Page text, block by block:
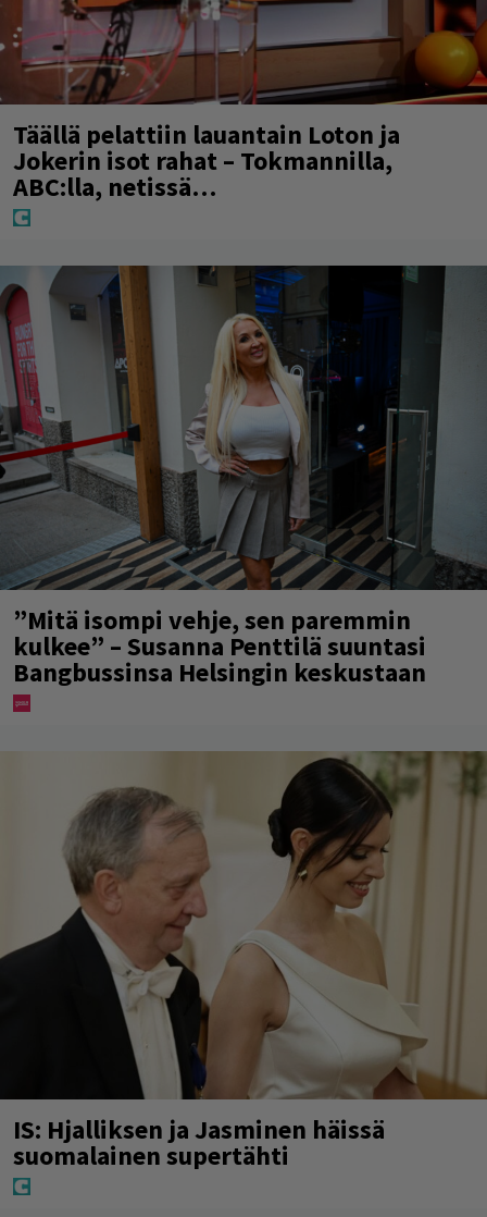
Täällä pelattiin lauantain Loton ja
Jokerin isot rahat – Tokmannilla,
ABC:lla, netissä…
”Mitä isompi vehje, sen paremmin
kulkee” – Susanna Penttilä suuntasi
Bangbussinsa Helsingin keskustaan
IS: Hjalliksen ja Jasminen häissä
suomalainen supertähti